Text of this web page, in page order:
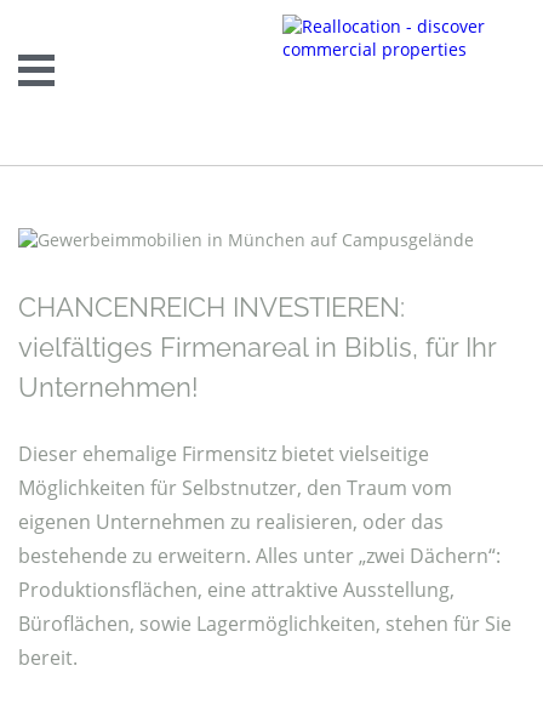
CHANCENREICH INVESTIEREN:
vielfältiges Firmenareal in Biblis, für Ihr
Unternehmen!
Dieser ehemalige Firmensitz bietet vielseitige
Möglichkeiten für Selbstnutzer, den Traum vom
eigenen Unternehmen zu realisieren, oder das
bestehende zu erweitern. Alles unter „zwei Dächern“:
Produktionsflächen, eine attraktive Ausstellung,
Büroflächen, sowie Lagermöglichkeiten, stehen für Sie
bereit.